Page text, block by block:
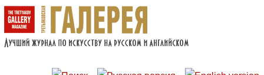
Перейти к основному содержанию
Skip to search